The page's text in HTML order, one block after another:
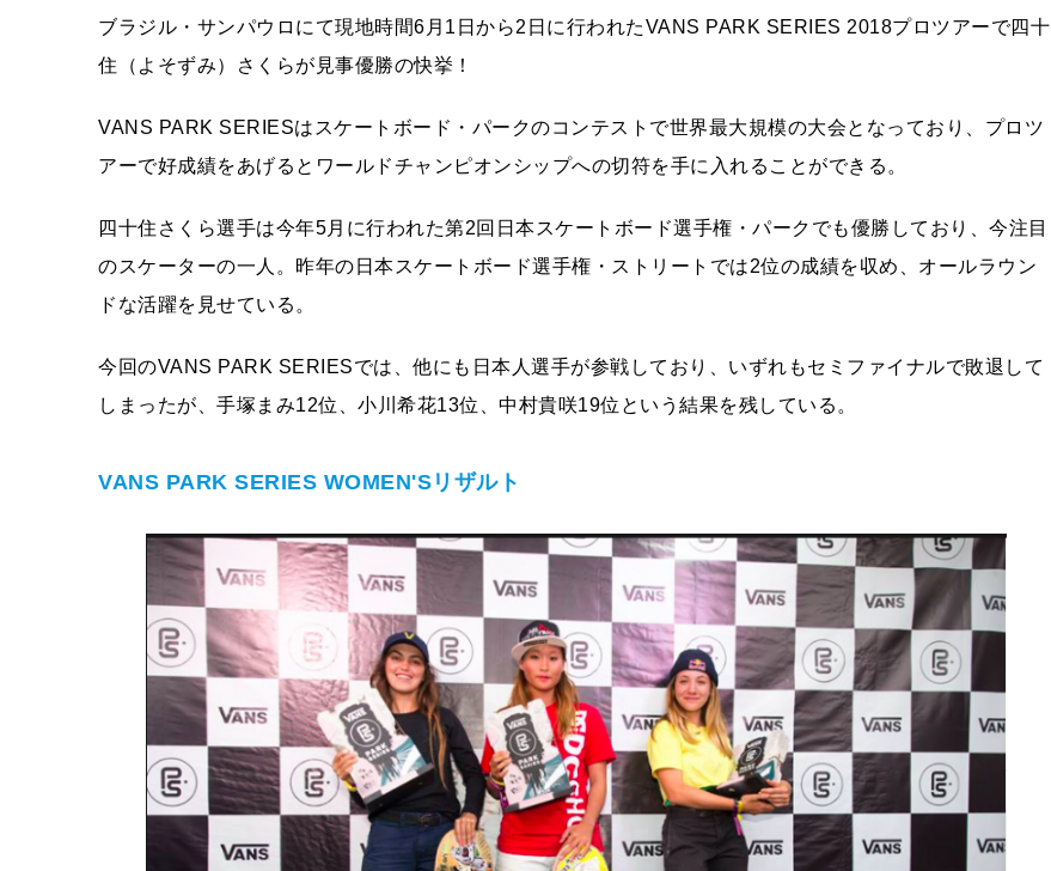
ブラジル・サンパウロにて現地時間6月1日から2日に行われたVANS PARK SERIES 2018プロツアーで四十
住（よそずみ）さくらが見事優勝の快挙！
VANS PARK SERIESはスケートボード・パークのコンテストで世界最大規模の大会となっており、プロツ
アーで好成績をあげるとワールドチャンピオンシップへの切符を手に入れることができる。
四十住さくら選手は今年5月に行われた第2回日本スケートボード選手権・パークでも優勝しており、今注目
のスケーターの一人。昨年の日本スケートボード選手権・ストリートでは2位の成績を収め、オールラウン
ドな活躍を見せている。
今回のVANS PARK SERIESでは、他にも日本人選手が参戦しており、いずれもセミファイナルで敗退して
しまったが、手塚まみ12位、小川希花13位、中村貴咲19位という結果を残している。
VANS PARK SERIES WOMEN'Sリザルト